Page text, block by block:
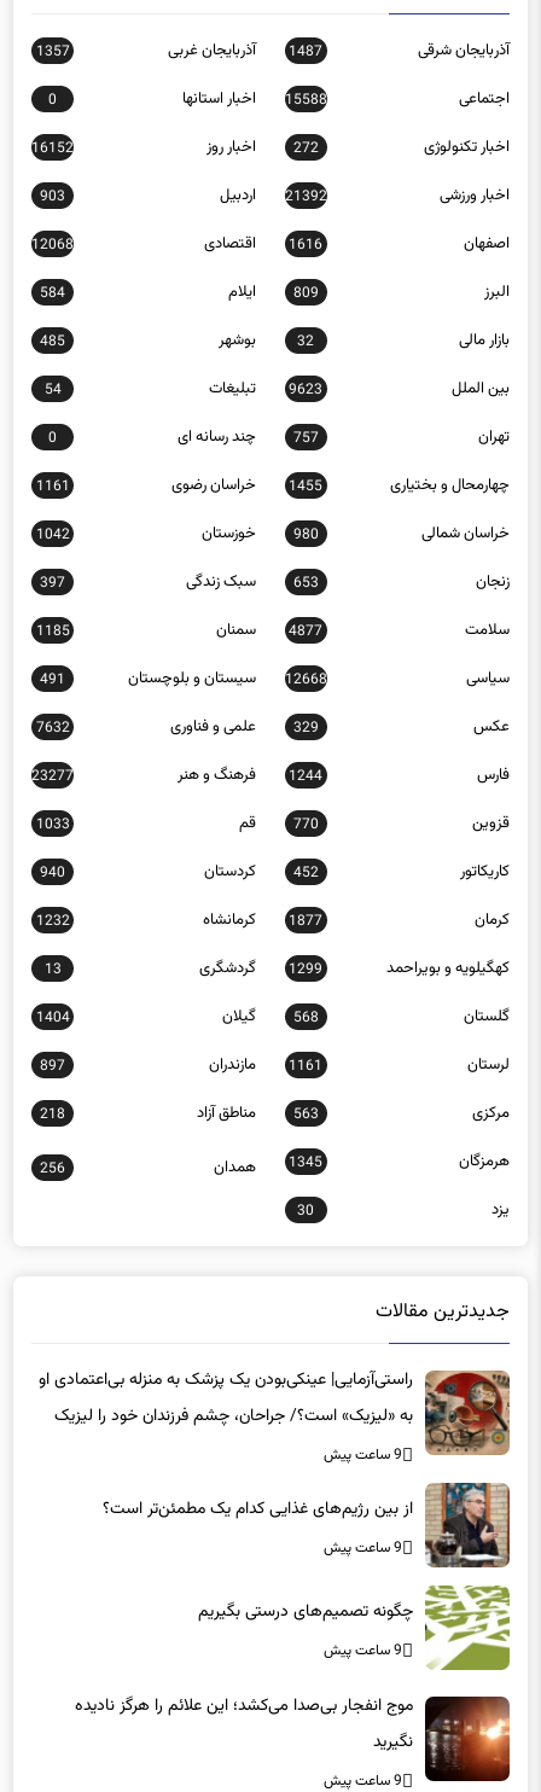
آذربایجان شرقی
اجتماعی 15588 اخبار استانها 0
اخبار تکنولوژی 272 اخبار روز 16152
اخبار ورزشی 21392 اردبیل 903
اصفهان 1616 اقتصادی 12068
البرز 809 ایلام 584
بازار مالی 32 بوشهر 485
بین الملل 9623 تبلیغات 54
تهران 757 چند رسانه ای 0
چهارمحال و بختیاری 1455 خراسان رضوی 1161
خراسان شمالی 980 خوزستان 1042
زنجان 653 سبک زندگی 397
سلامت 4877 سمنان 1185
سیاسی 12668 سیستان و بلوچستان 491
عکس 329 علمی و فناوری 7632
فارس 1244 فرهنگ و هنر 23277
قزوین 770 قم 1033
کاریکاتور 452 کردستان 940
کرمان 1877 کرمانشاه 1232
کهگیلویه و بویراحمد 1299 گردشگری 13
گلستان 568 گیلان 1404
لرستان 1161 مازندران 897
مرکزی 563 مناطق آزاد 218
هرمزگان 1345
256
یزد 30
راستی‌آزمایی| عینکی‌بودن یک پزشک به منزله بی‌اعتمادی او
به «لیزیک» است؟/ جراحان، چشم فرزندان خود را لیزیک
می‌کنند؟
9 ساعت پیش
9 ساعت پیش
9 ساعت پیش
نگیرید
9 ساعت پیش